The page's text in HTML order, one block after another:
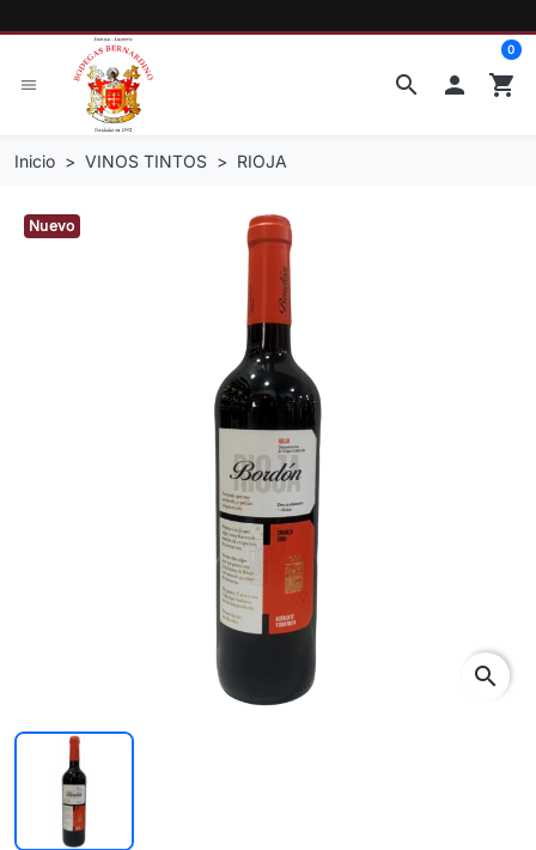
search
menu  shopping_cart
0
Inicio VINOS TINTOS RIOJA
Nuevo
search